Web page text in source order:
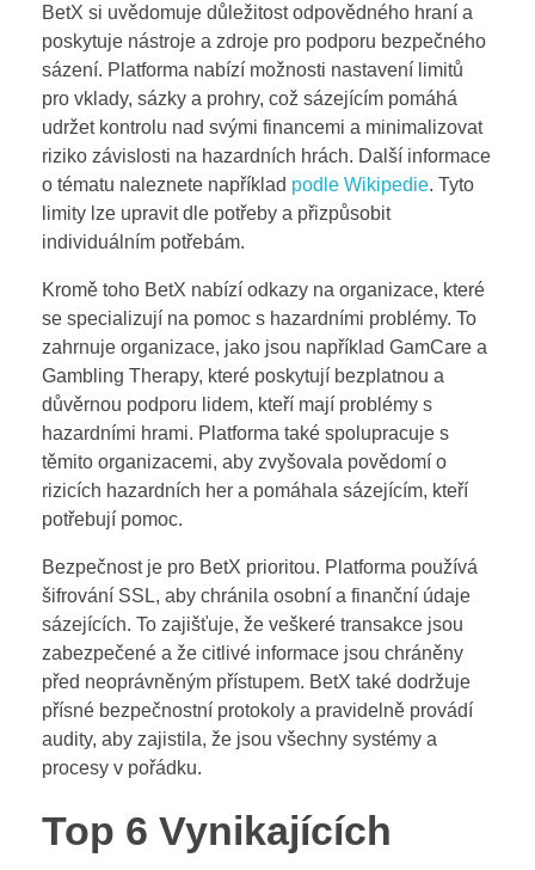
BetX si uvědomuje důležitost odpovědného hraní a
poskytuje nástroje a zdroje pro podporu bezpečného
sázení. Platforma nabízí možnosti nastavení limitů
pro vklady, sázky a prohry, což sázejícím pomáhá
udržet kontrolu nad svými financemi a minimalizovat
riziko závislosti na hazardních hrách. Další informace
o tématu naleznete například podle Wikipedie. Tyto
limity lze upravit dle potřeby a přizpůsobit
individuálním potřebám.
Kromě toho BetX nabízí odkazy na organizace, které
se specializují na pomoc s hazardními problémy. To
zahrnuje organizace, jako jsou například GamCare a
Gambling Therapy, které poskytují bezplatnou a
důvěrnou podporu lidem, kteří mají problémy s
hazardními hrami. Platforma také spolupracuje s
těmito organizacemi, aby zvyšovala povědomí o
rizicích hazardních her a pomáhala sázejícím, kteří
potřebují pomoc.
Bezpečnost je pro BetX prioritou. Platforma používá
šifrování SSL, aby chránila osobní a finanční údaje
sázejících. To zajišťuje, že veškeré transakce jsou
zabezpečené a že citlivé informace jsou chráněny
před neoprávněným přístupem. BetX také dodržuje
přísné bezpečnostní protokoly a pravidelně provádí
audity, aby zajistila, že jsou všechny systémy a
procesy v pořádku.
Top 6 Vynikajících